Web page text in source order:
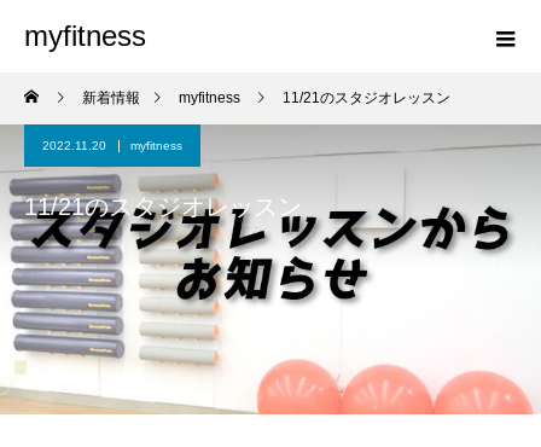
myfitness
新着情報 myfitness 11/21のスタジオレッスン
2022.11.20 myfitness
11/21のスタジオレッスン